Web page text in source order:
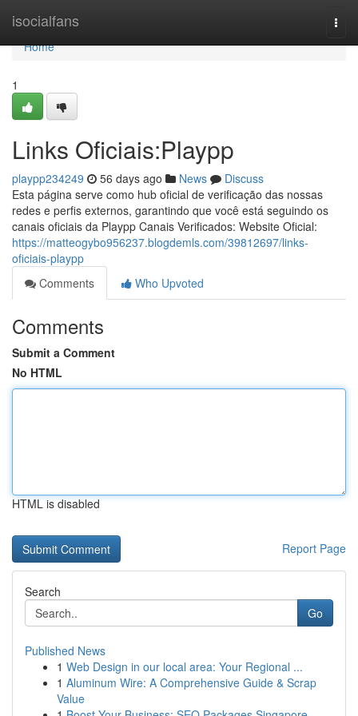
isocialfans
Home
Home
1
Links Oficiais:Playpp
playpp234249 56 days ago News
Discuss
Esta página serve como hub oficial de verificação das nossas
redes e perfis externos, garantindo que você está seguindo os
canais oficiais da Playpp Canais Verificados: Website Oficial:
https://matteogybo956237.blogdemls.com/39812697/links-
oficiais-playpp
Comments
Who Upvoted
Comments
Submit a Comment
No HTML
HTML is disabled
Report Page
Search
Go
Published News
1 Web Design in our local area: Your Regional ...
1 Aluminum Wire: A Comprehensive Guide & Scrap
Value